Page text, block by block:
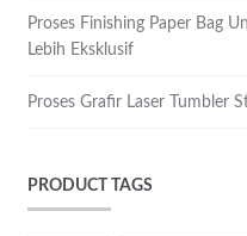
Proses Finishing Paper Bag
Lebih Eksklusif
Proses Grafir Laser Tumbler
PRODUCT TAGS